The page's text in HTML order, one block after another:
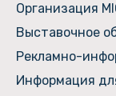
Организация
Выставочное
Рекламно-
Информация